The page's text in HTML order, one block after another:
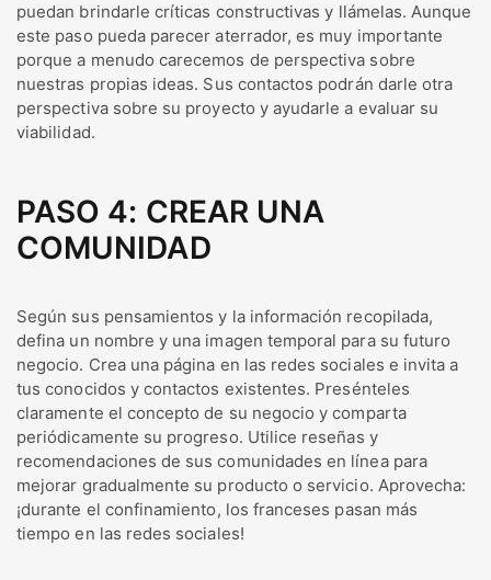
puedan brindarle críticas constructivas y llámelas. Aunque
este paso pueda parecer aterrador, es muy importante
porque a menudo carecemos de perspectiva sobre
nuestras propias ideas. Sus contactos podrán darle otra
perspectiva sobre su proyecto y ayudarle a evaluar su
viabilidad.
PASO 4: CREAR UNA
COMUNIDAD
Según sus pensamientos y la información recopilada,
defina un nombre y una imagen temporal para su futuro
negocio. Crea una página en las redes sociales e invita a
tus conocidos y contactos existentes. Presénteles
claramente el concepto de su negocio y comparta
periódicamente su progreso. Utilice reseñas y
recomendaciones de sus comunidades en línea para
mejorar gradualmente su producto o servicio. Aprovecha:
¡durante el confinamiento, los franceses pasan más
tiempo en las redes sociales!